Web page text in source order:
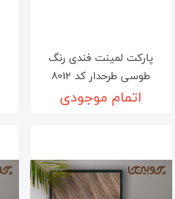
پارکت لمینت فندی رنگ
طوسی طرحدار کد 8012
اتمام موجودی